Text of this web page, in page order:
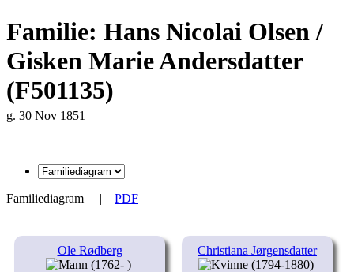
Familie: Hans Nicolai Olsen /
Gisken Marie Andersdatter
(F501135)
g. 30 Nov 1851
Familiediagram | PDF
Ole Rødberg
(1762- )
Christiana Jørgensdatter
(1794-1880)